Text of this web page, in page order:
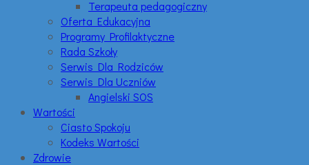
Terapeuta pedagogiczny
Oferta Edukacyjna
Programy Profilaktyczne
Rada Szkoły
Serwis Dla Rodziców
Serwis Dla Uczniów
Angielski SOS
Wartości
Ciasto Spokoju
Kodeks Wartości
Zdrowie